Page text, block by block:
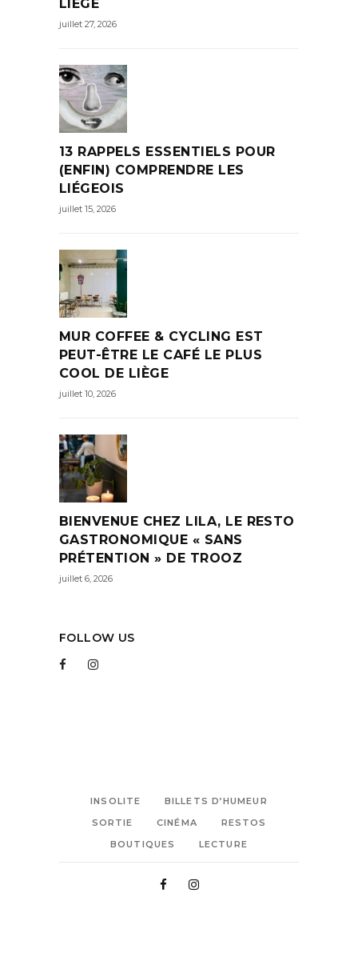
LIÈGE
juillet 27, 2026
13 RAPPELS ESSENTIELS POUR
(ENFIN) COMPRENDRE LES
LIÉGEOIS
juillet 15, 2026
MUR COFFEE & CYCLING EST
PEUT-ÊTRE LE CAFÉ LE PLUS
COOL DE LIÈGE
juillet 10, 2026
BIENVENUE CHEZ LILA, LE RESTO
GASTRONOMIQUE « SANS
PRÉTENTION » DE TROOZ
juillet 6, 2026
FOLLOW US
INSOLITE
BILLETS D’HUMEUR
SORTIE
CINÉMA
RESTOS
BOUTIQUES
LECTURE